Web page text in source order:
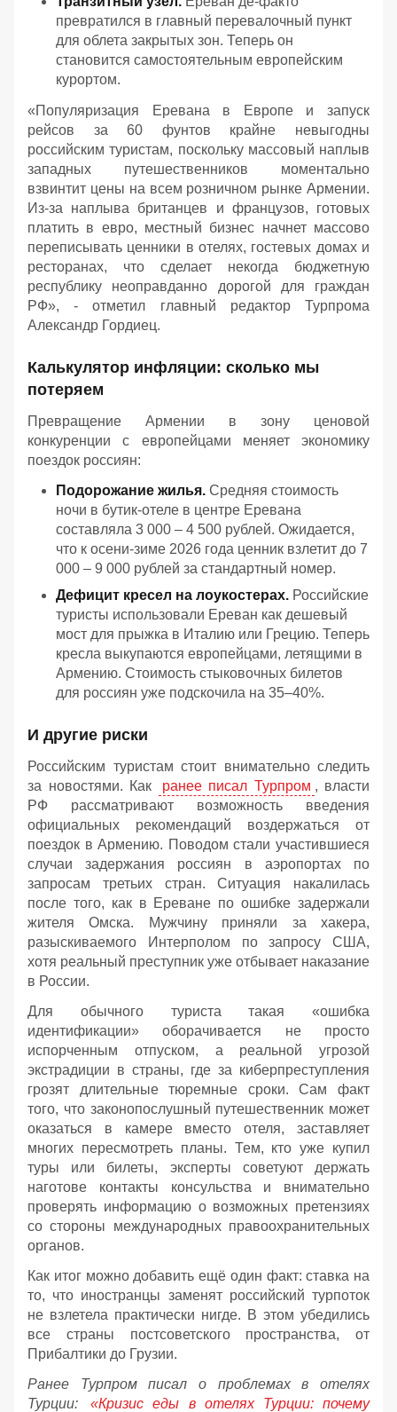
превратился в главный перевалочный пункт
для облета закрытых зон. Теперь он
становится самостоятельным европейским
курортом.
«Популяризация Еревана в Европе и запуск
рейсов за 60 фунтов крайне невыгодны
российским туристам, поскольку массовый наплыв
западных путешественников моментально
взвинтит цены на всем розничном рынке Армении.
Из-за наплыва британцев и французов, готовых
платить в евро, местный бизнес начнет массово
переписывать ценники в отелях, гостевых домах и
ресторанах, что сделает некогда бюджетную
республику неоправданно дорогой для граждан
РФ», - отметил главный редактор Турпрома
Александр Гордиец.
Калькулятор инфляции: сколько мы
потеряем
Превращение Армении в зону ценовой
конкуренции с европейцами меняет экономику
поездок россиян:
Подорожание жилья. Средняя стоимость
ночи в бутик-отеле в центре Еревана
составляла 3 000 – 4 500 рублей. Ожидается,
что к осени-зиме 2026 года ценник взлетит до 7
000 – 9 000 рублей за стандартный номер.
Дефицит кресел на лоукостерах. Российские
туристы использовали Ереван как дешевый
мост для прыжка в Италию или Грецию. Теперь
кресла выкупаются европейцами, летящими в
Армению. Стоимость стыковочных билетов
для россиян уже подскочила на 35–40%.
И другие риски
Российским туристам стоит внимательно следить
за новостями. Как
ранее писал Турпром , власти
РФ рассматривают возможность введения
официальных рекомендаций воздержаться от
поездок в Армению. Поводом стали участившиеся
случаи задержания россиян в аэропортах по
запросам третьих стран. Ситуация накалилась
после того, как в Ереване по ошибке задержали
жителя Омска. Мужчину приняли за хакера,
разыскиваемого Интерполом по запросу США,
хотя реальный преступник уже отбывает наказание
в России.
Для обычного туриста такая «ошибка
идентификации» оборачивается не просто
испорченным отпуском, а реальной угрозой
экстрадиции в страны, где за киберпреступления
грозят длительные тюремные сроки. Сам факт
того, что законопослушный путешественник может
оказаться в камере вместо отеля, заставляет
многих пересмотреть планы. Тем, кто уже купил
туры или билеты, эксперты советуют держать
наготове контакты консульства и внимательно
проверять информацию о возможных претензиях
со стороны международных правоохранительных
органов.
Как итог можно добавить ещё один факт: ставка на
то, что иностранцы заменят российский турпоток
не взлетела практически нигде. В этом убедились
все страны постсоветского пространства, от
Прибалтики до Грузии.
Ранее Турпром писал о проблемах в отелях
Турции:
«Кризис еды в отелях Турции: почему